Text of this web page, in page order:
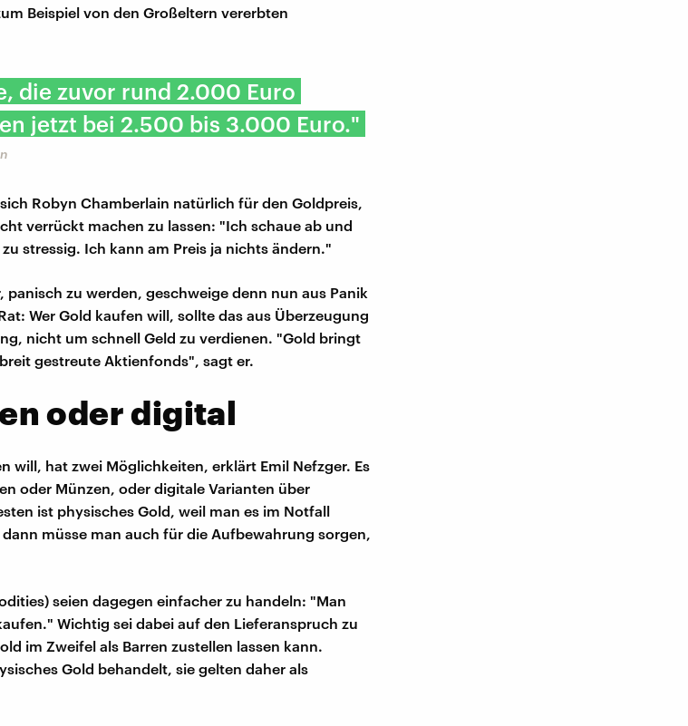
Beispiel von den Großeltern vererbten
die zuvor rund 2.000 Euro
jetzt bei 2.500 bis 3.000 Euro."
Robyn Chamberlain natürlich für den Goldpreis,
verrückt machen zu lassen: "Ich schaue ab und
stressig. Ich kann am Preis ja nichts ändern."
panisch zu werden, geschweige denn nun aus Panik
Wer Gold kaufen will, sollte das aus Überzeugung
nicht um schnell Geld zu verdienen. "Gold bringt
gestreute Aktienfonds", sagt er.
oder digital
will, hat zwei Möglichkeiten, erklärt Emil Nefzger. Es
oder Münzen, oder digitale Varianten über
ist physisches Gold, weil man es im Notfall
müsse man auch für die Aufbewahrung sorgen,
seien dagegen einfacher zu handeln: "Man
Wichtig sei dabei auf den Lieferanspruch zu
im Zweifel als Barren zustellen lassen kann.
Gold behandelt, sie gelten daher als